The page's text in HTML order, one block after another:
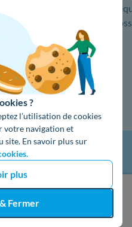
?
l’utilisation de cookies
votre navigation et
site. En savoir plus sur
plus
Fermer
gratuit
du très haut
Lire la suite